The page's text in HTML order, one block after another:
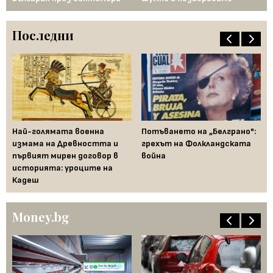
Последни
Най-голямата военна
измама на Древността и
първият мирен договор в
историята: уроците на
Кадеш
Потъването на „Белграно":
грехът на Фолкландската
война
Money.bg